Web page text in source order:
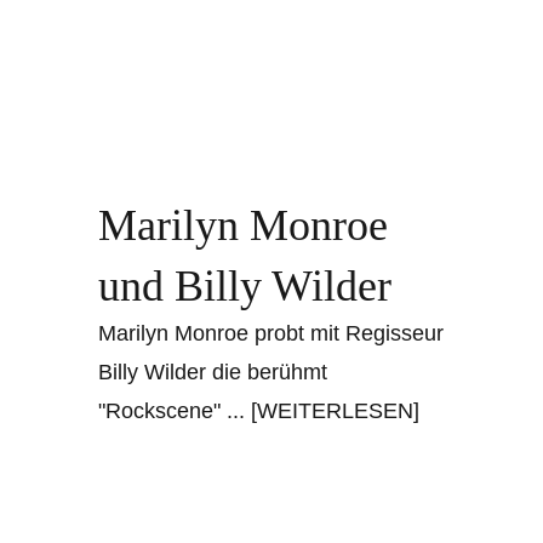
Marilyn Monroe
und Billy Wilder
Marilyn Monroe probt mit Regisseur
Billy Wilder die berühmt
"Rockscene" ... [WEITERLESEN]